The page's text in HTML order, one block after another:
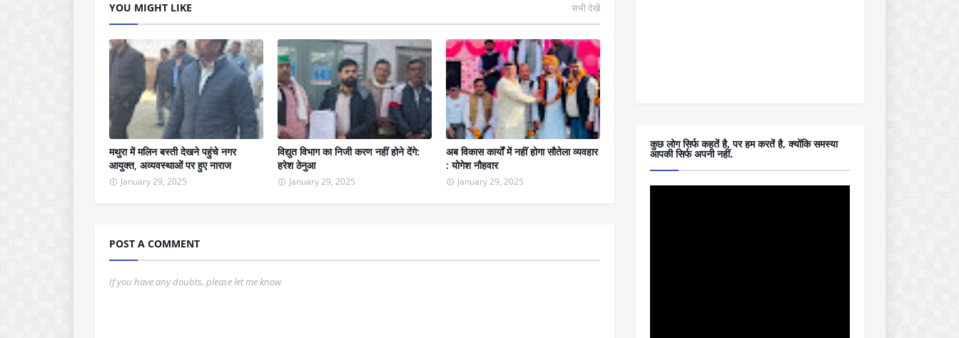
YOU MIGHT LIKE सभी देखें
मथुरा में मलिन बस्ती देखने पहुंचे नगर
आयुक्त, अव्यवस्थाओं पर हुए नाराज
January 29, 2025
विद्युत विभाग का निजी करण नहीं होने देंगे:
हरेश ठेनुआ
January 29, 2025
अब विकास कार्यों में नहीं होगा सौतेला व्यवहार
: योगेश नौहवार
January 29, 2025
POST A COMMENT
If you have any doubts, please let me know
कुछ लोग सिर्फ कहतें है, पर हम करतें है, क्योंकि समस्या
आपकी सिर्फ अपनी नहीं.